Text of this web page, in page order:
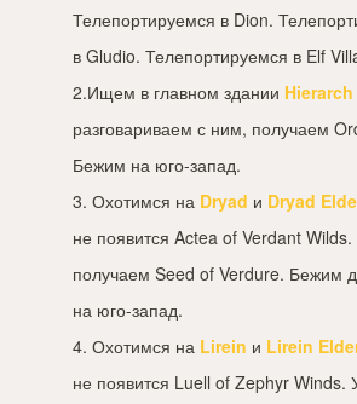
Телепортируемся в Dion.
в Gludio. Телепортируемся в Elf
2.Ищем в главном здании
разговариваем с ним, получаем
Бежим на юго-запад.
3. Охотимся на Dryad и Dryad
не появится Actea of Verdant
получаем Seed of Verdure. Бежим
на юго-запад.
4. Охотимся на Lirein и Lirein
не появится Luell of Zephyr Winds.